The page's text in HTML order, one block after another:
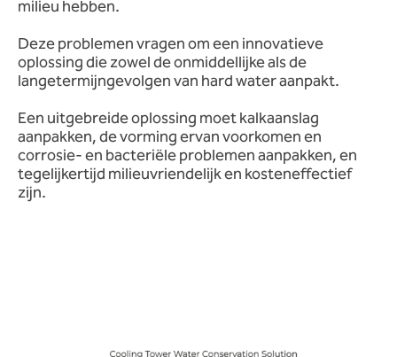
milieu hebben.
Deze problemen vragen om een innovatieve
oplossing die zowel de onmiddellijke als de
langetermijngevolgen van hard water aanpakt.
Een uitgebreide oplossing moet kalkaanslag
aanpakken, de vorming ervan voorkomen en
corrosie- en bacteriële problemen aanpakken, en
tegelijkertijd milieuvriendelijk en kosteneffectief
zijn.